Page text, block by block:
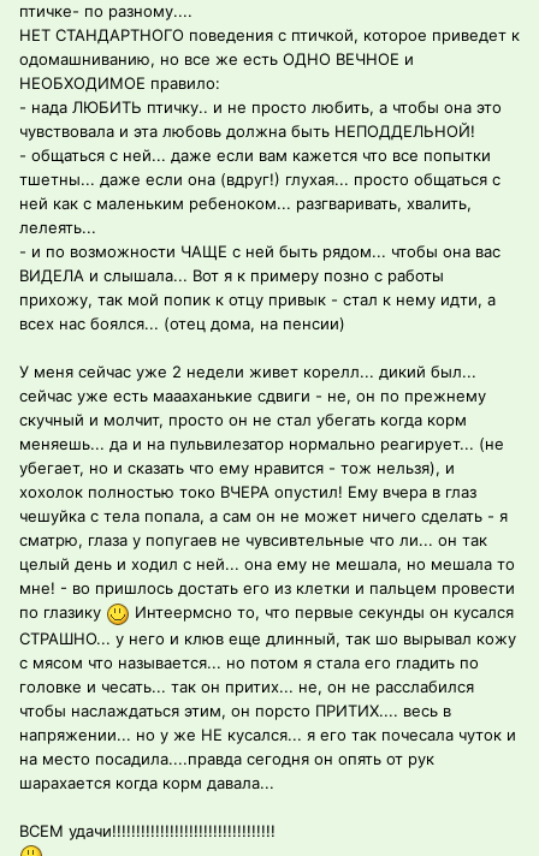
птичке- по разному....
НЕТ СТАНДАРТНОГО поведения с птичкой, которое приведет к
одомашниванию, но все же есть ОДНО ВЕЧНОЕ и
НЕОБХОДИМОЕ правило:
- нада ЛЮБИТЬ птичку.. и не просто любить, а чтобы она это
чувствовала и эта любовь должна быть НЕПОДДЕЛЬНОЙ!
- общаться с ней... даже если вам кажется что все попытки
тшетны... даже если она (вдруг!) глухая... просто общаться с
ней как с маленьким ребеноком... разгваривать, хвалить,
лелеять...
- и по возможности ЧАЩЕ с ней быть рядом... чтобы она вас
ВИДЕЛА и слышала... Вот я к примеру позно с работы
прихожу, так мой попик к отцу привык - стал к нему идти, а
всех нас боялся... (отец дома, на пенсии)
У меня сейчас уже 2 недели живет корелл... дикий был...
сейчас уже есть маааханькие сдвиги - не, он по прежнему
скучный и молчит, просто он не стал убегать когда корм
меняешь... да и на пульвилезатор нормально реагирует... (не
убегает, но и сказать что ему нравится - тож нельзя), и
хохолок полностью токо ВЧЕРА опустил! Ему вчера в глаз
чешуйка с тела попала, а сам он не может ничего сделать - я
сматрю, глаза у попугаев не чувсивтельные что ли... он так
целый день и ходил с ней... она ему не мешала, но мешала то
мне! - во пришлось достать его из клетки и пальцем провести
по глазику
Интеермсно то, что первые секунды он кусался
СТРАШНО... у него и клюв еще длинный, так шо вырывал кожу
с мясом что называется... но потом я стала его гладить по
головке и чесать... так он притих... не, он не расслабился
чтобы наслаждаться этим, он порсто ПРИТИХ.... весь в
напряжении... но у же НЕ кусался... я его так почесала чуток и
на место посадила....правда сегодня он опять от рук
шарахается когда корм давала...
ВСЕМ удачи!!!!!!!!!!!!!!!!!!!!!!!!!!!!!!!!!!